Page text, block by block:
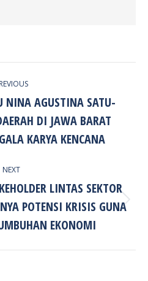
Previous
post:
NINA AGUSTINA SATU-
DI JAWA BARAT
KARYA KENCANA
NEXT
Next
post:
LINTAS SEKTOR
POTENSI KRISIS GUNA
EKONOMI